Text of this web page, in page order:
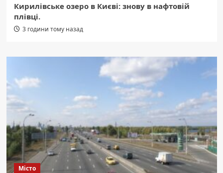
Кирилівське озеро в Києві: знову в нафтовій
плівці.
3 години тому назад
Місто